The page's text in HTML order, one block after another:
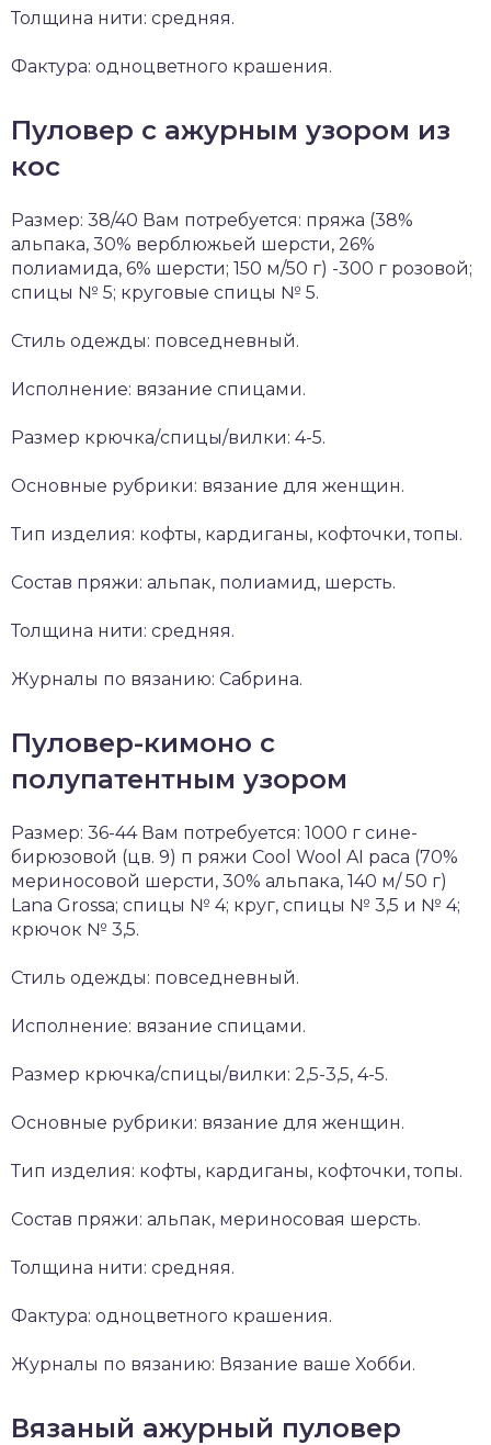
Толщина нити: средняя.
Фактура: одноцветного крашения.
Пуловер с ажурным узором из
кос
Размер: 38/40 Вам потребуется: пряжа (38%
альпака, 30% верблюжьей шерсти, 26%
полиамида, 6% шерсти; 150 м/50 г) -300 г розовой;
спицы № 5; круговые спицы № 5.
Стиль одежды: повседневный.
Исполнение: вязание спицами.
Размер крючка/спицы/вилки: 4-5.
Основные рубрики: вязание для женщин.
Тип изделия: кофты, кардиганы, кофточки, топы.
Состав пряжи: альпак, полиамид, шерсть.
Толщина нити: средняя.
Журналы по вязанию: Сабрина.
Пуловер-кимоно с
полупатентным узором
Размер: 36-44 Вам потребуется: 1000 г сине-
бирюзовой (цв. 9) п ряжи Cool Wool AI раса (70%
мериносовой шерсти, 30% альпака, 140 м/ 50 г)
Lana Grossa; спицы № 4; круг, спицы № 3,5 и № 4;
крючок № 3,5.
Стиль одежды: повседневный.
Исполнение: вязание спицами.
Размер крючка/спицы/вилки: 2,5-3,5, 4-5.
Основные рубрики: вязание для женщин.
Тип изделия: кофты, кардиганы, кофточки, топы.
Состав пряжи: альпак, мериносовая шерсть.
Толщина нити: средняя.
Фактура: одноцветного крашения.
Журналы по вязанию: Вязание ваше Хобби.
Вязаный ажурный пуловер